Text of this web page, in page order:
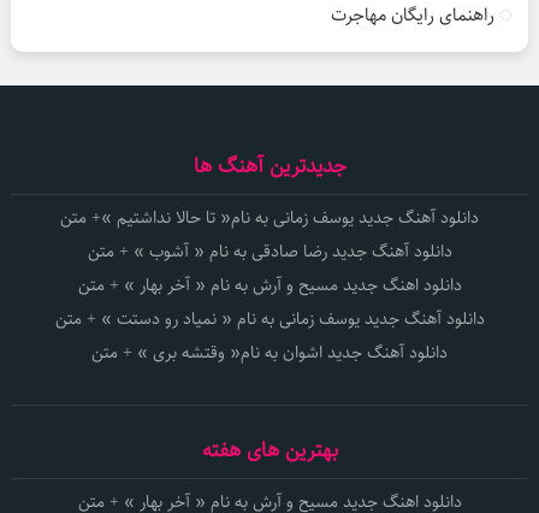
راهنمای رایگان مهاجرت
جدیدترین آهنگ ها
دانلود آهنگ جدید یوسف زمانی به نام« تا حالا نداشتیم »+ متن
دانلود آهنگ جدید رضا صادقی به نام « آشوب » + متن
دانلود اهنگ جدید مسیح و آرش به نام « آخر بهار » + متن
دانلود آهنگ جدید یوسف زمانی به نام « نمیاد رو دستت » + متن
دانلود آهنگ جدید اشوان به نام« وقتشه بری » + متن
بهترین های هفته
دانلود اهنگ جدید مسیح و آرش به نام « آخر بهار » + متن